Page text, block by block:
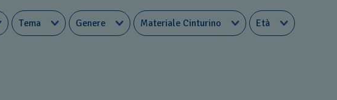
Tema Genere Materiale Cinturino Età